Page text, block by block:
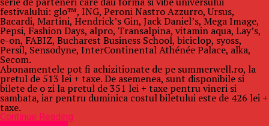
festivalului: glo™, ING, Peroni Nastro Azzurro, Ursus,
Bacardi, Martini, Hendrick’s Gin, Jack Daniel’s, Mega Image,
Pepsi, Fashion Days, alpro, Transalpina, vitamin aqua, Lay’s,
e-on, FABIZ, Bucharest Business School, biciclop, syoss,
Persil, Sensodyne, InterContinental Athénée Palace, alka,
Secom.
Abonamentele pot fi achizitionate de pe summerwell.ro, la
pretul de 513 lei + taxe. De asemenea, sunt disponibile si
bilete de o zi la pretul de 351 lei + taxe pentru vineri si
sambata, iar pentru duminica costul biletului este de 426 lei +
taxe.
Continue Reading